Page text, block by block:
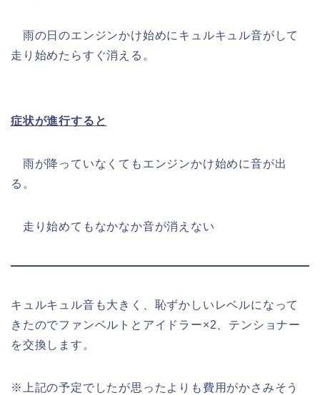
雨の日のエンジンかけ始めにキュルキュル音がして
走り始めたらすぐ消える。
症状が進行すると
雨が降っていなくてもエンジンかけ始めに音が出
る。
走り始めてもなかなか音が消えない
キュルキュル音も大きく、恥ずかしいレベルになって
きたのでファンベルトとアイドラー×2、テンショナー
を交換します。
※上記の予定でしたが思ったよりも費用がかさみそう